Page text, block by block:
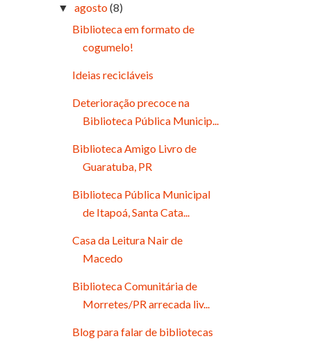
▼ agosto(8)
Biblioteca em formato de
cogumelo!
Ideias recicláveis
Deterioração precoce na
Biblioteca Pública Municip...
Biblioteca Amigo Livro de
Guaratuba, PR
Biblioteca Pública Municipal
de Itapoá, Santa Cata...
Casa da Leitura Nair de
Macedo
Biblioteca Comunitária de
Morretes/PR arrecada liv...
Blog para falar de bibliotecas